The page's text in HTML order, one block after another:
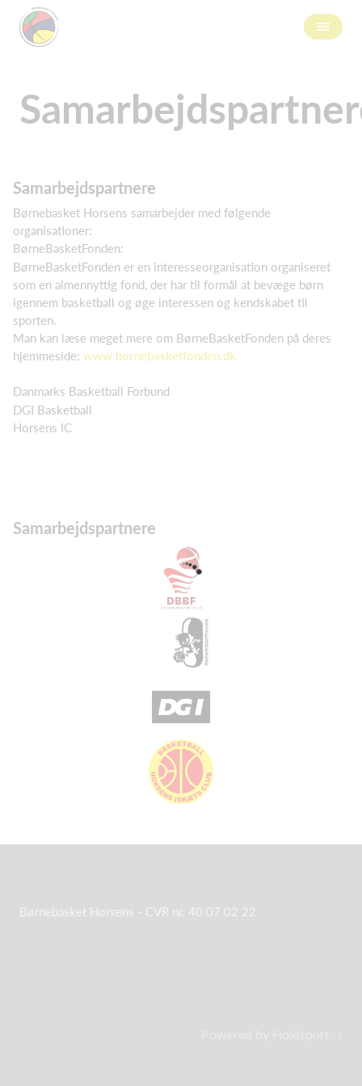
Samarbejdspartnere
Børnebasket Horsens samarbejder med følgende
organisationer:
BørneBasketFonden:
BørneBasketFonden er en interesseorganisation organiseret
som en almennyttig fond, der har til formål at bevæge børn
igennem basketball og øge interessen og kendskabet til
sporten.
Man kan læse meget mere om BørneBasketFonden på deres
hjemmeside: www.bornebasketfonden.dk
Danmarks Basketball Forbund
DGI Basketball
Horsens IC
Samarbejdspartnere
Børnebasket Horsens - CVR nr. 40 07 02 22